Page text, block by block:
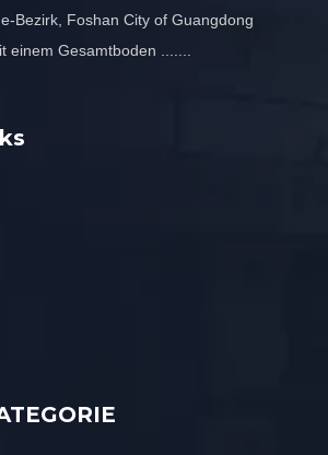
Bezirk, Foshan City of Guangdong
einem Gesamtboden .......